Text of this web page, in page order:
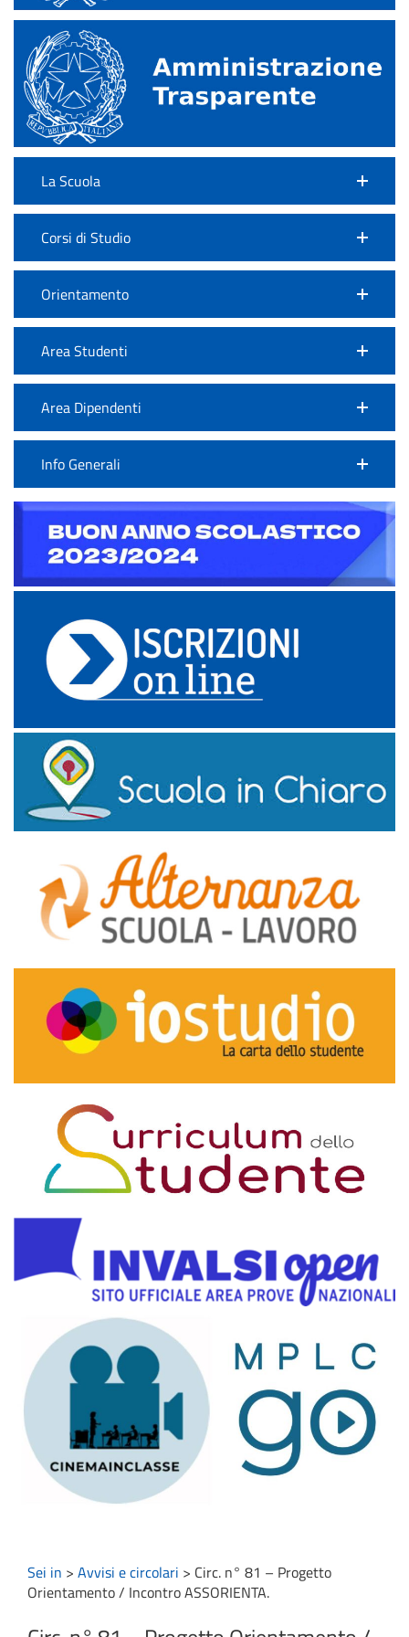
La Scuola
Corsi di Studio
Orientamento
Area Studenti
Area Dipendenti
Info Generali
Sei in > Avvisi e circolari > Circ. n° 81 – Progetto
Orientamento / Incontro ASSORIENTA.